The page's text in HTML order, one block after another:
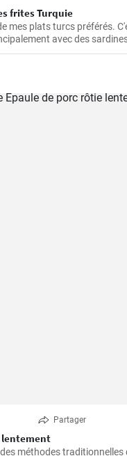
frites Turquie
mes plats turcs préférés.
avec des
fois lors de mon voyage
j'ai été impressionné par sa
sont tournées dans de
Partager
lentement
méthodes traditionnelles